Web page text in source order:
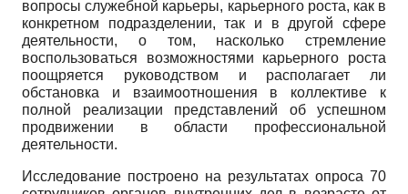
вопросы служебной карьеры, карьерного роста, как в
конкретном подразделении, так и в другой сфере
деятельности, о том, насколько стремление
воспользоваться возможностями карьерного роста
поощряется руководством и располагает ли
обстановка и взаимоотношения в коллективе к
полной реализации представлений об успешном
продвижении в области профессиональной
деятельности.
Исследование построено на результатах опроса 70